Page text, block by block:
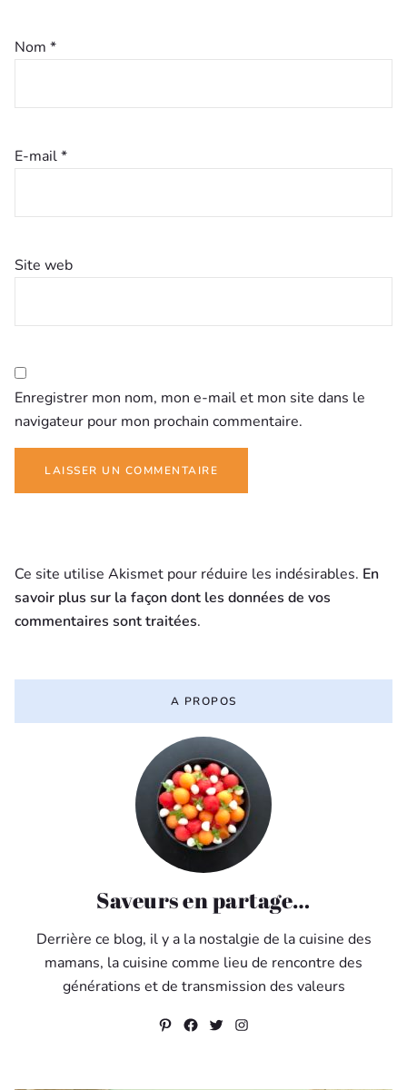
Nom *
E-mail*
Site web
Enregistrer mon nom, mon e-mail et mon site dans le
navigateur pour mon prochain commentaire.
Ce site utilise Akismet pour réduire les indésirables. En
savoir plus sur la façon dont les données de vos
commentaires sont traitées.
A PROPOS
Saveurs en partage…
Derrière ce blog, il y a la nostalgie de la cuisine des
mamans, la cuisine comme lieu de rencontre des
générations et de transmission des valeurs
Pinterest
Facebook
Twitter
Instagram